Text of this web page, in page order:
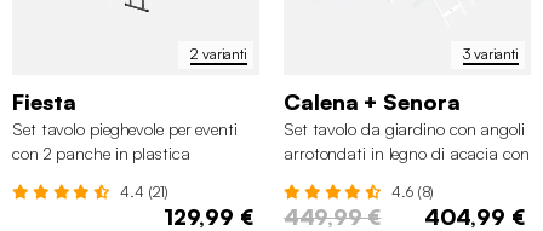
2 varianti
Fiesta
Set tavolo pieghevole per eventi
con 2 panche in plastica
4.4 (21)
129,99 €
3 varianti
Calena + Senora
Set tavolo da giardino con angoli
arrotondati in legno di acacia con
4.6 (8)
449,99 € 404,99 €